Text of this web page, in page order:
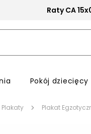
Raty CA
Pokój dziecięcy
Plakaty Plakat